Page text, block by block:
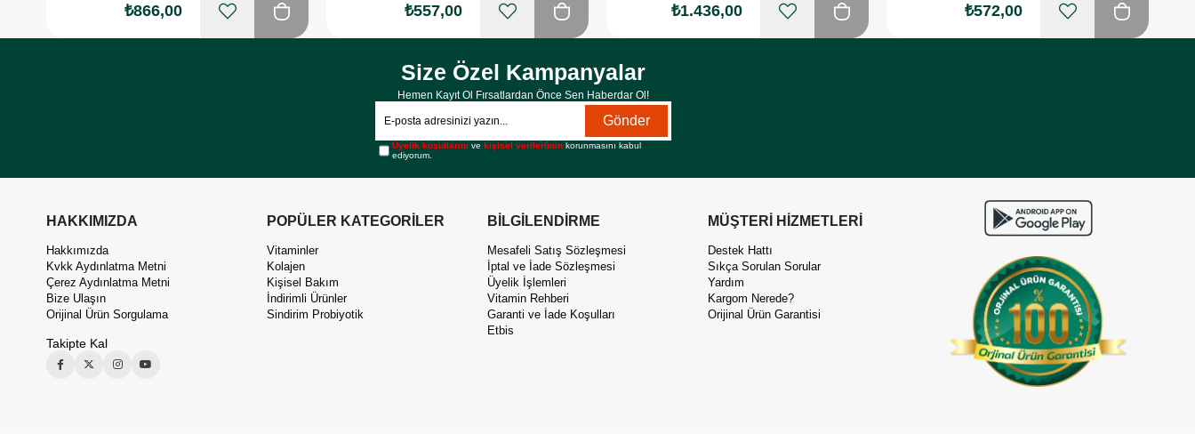
₺866,00 ₺557,00 ₺1.436,00 ₺572,00
Size Özel Kampanyalar
Hemen Kayıt Ol Fırsatlardan Önce Sen Haberdar Ol!
Gönder
Üyelik koşullarını vekişisel verilerimin korunmasını kabul
ediyorum.
HAKKIMIZDA
Hakkımızda
Kvkk Aydınlatma Metni
Çerez Aydınlatma Metni
Bize Ulaşın
Orijinal Ürün Sorgulama
Takipte Kal
POPÜLER KATEGORİLER
Vitaminler
Kolajen
Kişisel Bakım
İndirimli Ürünler
Sindirim Probiyotik
BİLGİLENDİRME
Mesafeli Satış Sözleşmesi
İptal ve İade Sözleşmesi
Üyelik İşlemleri
Vitamin Rehberi
Garanti ve İade Koşulları
Etbis
MÜŞTERİ HİZMETLERİ
Destek Hattı
Sıkça Sorulan Sorular
Yardım
Kargom Nerede?
Orijinal Ürün Garantisi